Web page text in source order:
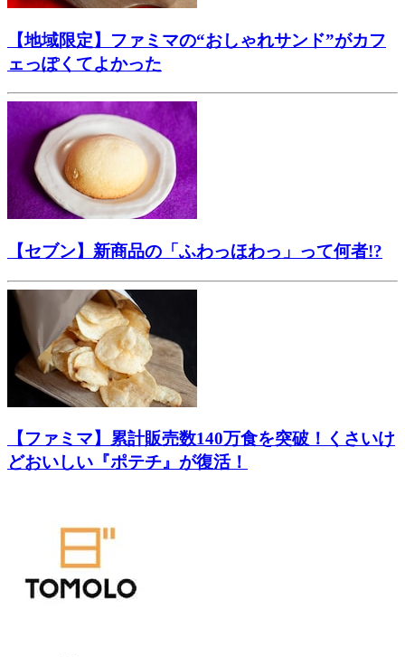
【地域限定】ファミマの“おしゃれサンド”がカフ
ェっぽくてよかった
【セブン】新商品の「ふわっほわっ」って何者!?
【ファミマ】累計販売数140万食を突破！くさいけ
どおいしい『ポテチ』が復活！